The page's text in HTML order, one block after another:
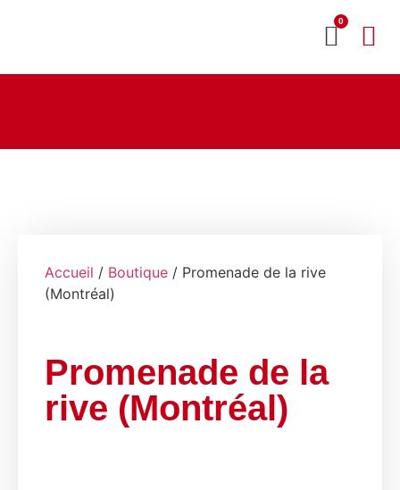
0
Accueil / Boutique / Promenade de la rive
(Montréal)
Promenade de la
rive (Montréal)